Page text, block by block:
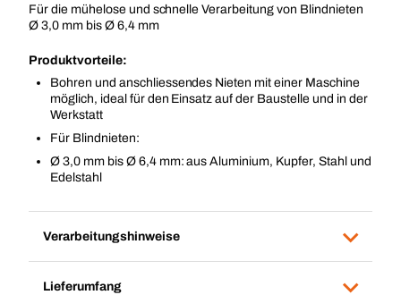
Für die mühelose und schnelle Verarbeitung von Blindnieten
Ø 3,0 mm bis Ø 6,4 mm
Produktvorteile:
Bohren und anschliessendes Nieten mit einer Maschine
möglich, ideal für den Einsatz auf der Baustelle und in der
Werkstatt
Für Blindnieten:
Ø 3,0 mm bis Ø 6,4 mm: aus Aluminium, Kupfer, Stahl und
Edelstahl
Verarbeitungshinweise
Lieferumfang